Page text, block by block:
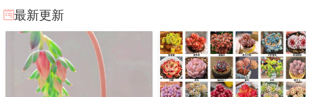
最新更新